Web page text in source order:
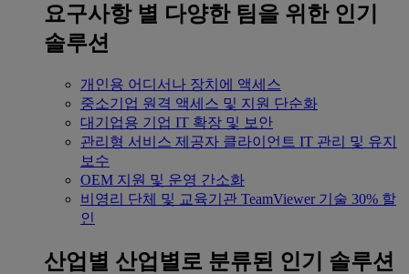
요구사항 별 다양한 팀을 위한 인기
솔루션
개인용 어디서나 장치에 액세스
중소기업 원격 액세스 및 지원 단순화
대기업용 기업 IT 확장 및 보안
관리형 서비스 제공자 클라이언트 IT 관리 및 유지
보수
OEM 지원 및 운영 간소화
비영리 단체 및 교육기관 TeamViewer 기술 30% 할
인
산업별 산업별로 분류된 인기 솔루션